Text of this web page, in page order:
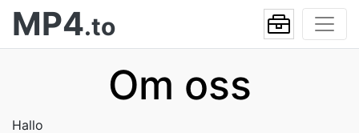
MP4.to
Om oss
Hallo